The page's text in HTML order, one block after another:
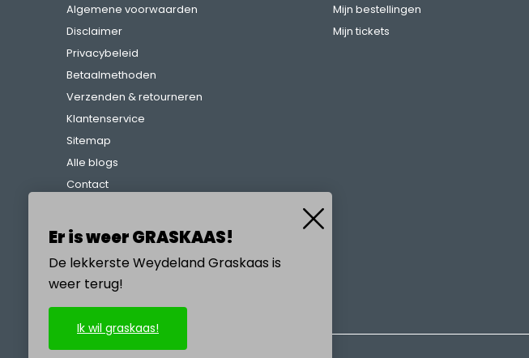
Algemene voorwaarden
Disclaimer
Privacybeleid
Betaalmethoden
Verzenden & retourneren
Klantenservice
Sitemap
Alle blogs
Contact
Referenties
Mijn bestellingen
Mijn tickets
Er is weer GRASKAAS!
De lekkerste Weydeland Graskaas is
weer terug!
Ik wil graskaas!